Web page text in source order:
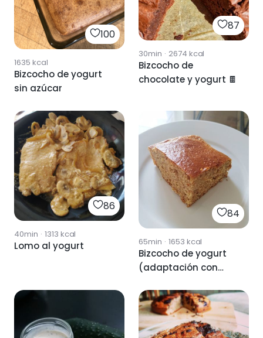
100
1635 kcal
Bizcocho de yogurt
sin azúcar
87
30min · 2674 kcal
Bizcocho de
chocolate y yogurt 🍫
86
40min · 1313 kcal
Lomo al yogurt
84
65min · 1653 kcal
Bizcocho de yogurt
(adaptación con